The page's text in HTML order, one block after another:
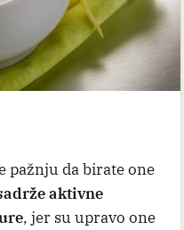
pažnju da birate one
aktivne
, jer su upravo one